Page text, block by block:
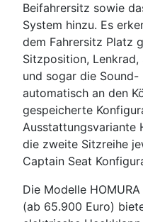
Beifahrersitz sowie
System hinzu. Es
dem Fahrersitz Platz
Sitzposition,
und sogar die Sound-
automatisch an den
gespeicherte
Ausstattungsvariante
die zweite Sitzreihe
Captain Seat
Die Modelle
(ab 65.900 Euro)